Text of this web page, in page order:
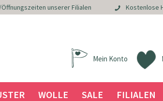
unserer Filialen Kostenlose
Mein Konto
WOLLE SALE FILIALEN